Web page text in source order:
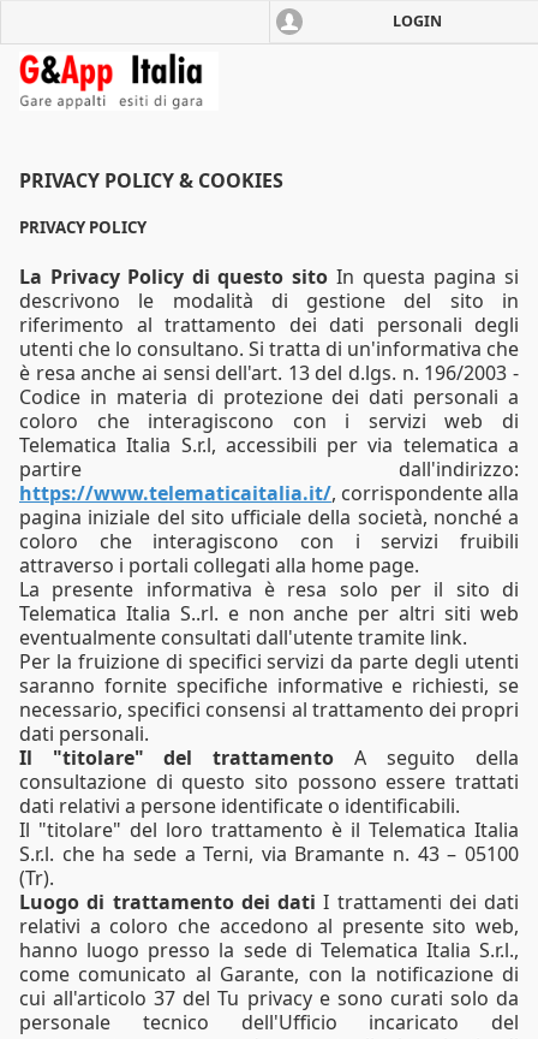
Vai
alla
pagina
LOGIN
PRIVACY POLICY & COOKIES
PRIVACY POLICY
La Privacy Policy di questo sito In questa pagina si
descrivono le modalità di gestione del sito in
riferimento al trattamento dei dati personali degli
utenti che lo consultano. Si tratta di un'informativa che
è resa anche ai sensi dell'art. 13 del d.lgs. n. 196/2003 -
Codice in materia di protezione dei dati personali a
coloro che interagiscono con i servizi web di
Telematica Italia S.r.l, accessibili per via telematica a
partire dall'indirizzo:
https://www.telematicaitalia.it/, corrispondente alla
pagina iniziale del sito ufficiale della società, nonché a
coloro che interagiscono con i servizi fruibili
attraverso i portali collegati alla home page.
La presente informativa è resa solo per il sito di
Telematica Italia S..rl. e non anche per altri siti web
eventualmente consultati dall'utente tramite link.
Per la fruizione di specifici servizi da parte degli utenti
saranno fornite specifiche informative e richiesti, se
necessario, specifici consensi al trattamento dei propri
dati personali.
Il "titolare" del trattamento A seguito della
consultazione di questo sito possono essere trattati
dati relativi a persone identificate o identificabili.
Il "titolare" del loro trattamento è il Telematica Italia
S.r.l. che ha sede a Terni, via Bramante n. 43 – 05100
(Tr).
Luogo di trattamento dei dati I trattamenti dei dati
relativi a coloro che accedono al presente sito web,
hanno luogo presso la sede di Telematica Italia S.r.l.,
come comunicato al Garante, con la notificazione di
cui all'articolo 37 del Tu privacy e sono curati solo da
personale tecnico dell'Ufficio incaricato del